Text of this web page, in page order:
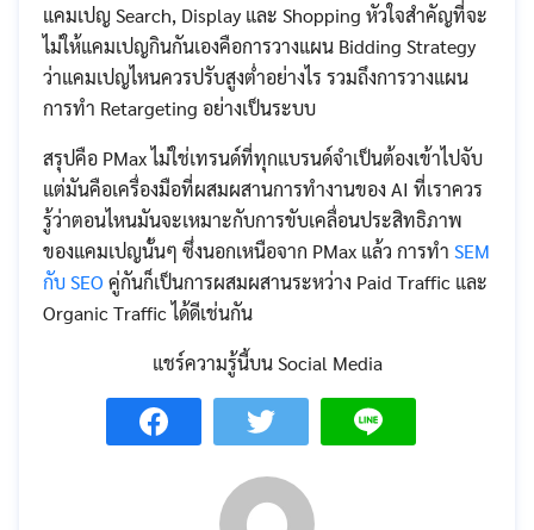
แคมเปญ Search, Display และ Shopping หัวใจสำคัญที่จะ
ไม่ให้แคมเปญกินกันเองคือการวางแผน Bidding Strategy
ว่าแคมเปญไหนควรปรับสูงต่ำอย่างไร รวมถึงการวางแผน
การทำ Retargeting อย่างเป็นระบบ
สรุปคือ PMax ไม่ใช่เทรนด์ที่ทุกแบรนด์จำเป็นต้องเข้าไปจับ
แต่มันคือเครื่องมือที่ผสมผสานการทำงานของ AI ที่เราควร
รู้ว่าตอนไหนมันจะเหมาะกับการขับเคลื่อนประสิทธิภาพ
ของแคมเปญนั้นๆ ซึ่งนอกเหนือจาก PMax แล้ว การทำ SEM
กับ SEO คู่กันก็เป็นการผสมผสานระหว่าง Paid Traffic และ
Organic Traffic ได้ดีเช่นกัน
แชร์ความรู้นี้บน Social Media